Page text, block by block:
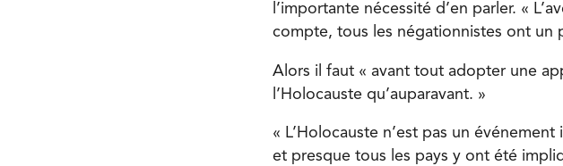
l’importante nécessité d’en parler. «
compte, tous les négationnistes ont un
Alors il faut « avant tout adopter une
l’Holocauste qu’auparavant. »
« L’Holocauste n’est pas un
et presque tous les pays y ont été